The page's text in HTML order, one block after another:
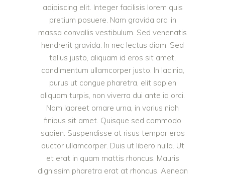
adipiscing elit. Integer facilisis lorem quis
pretium posuere. Nam gravida orci in
massa convallis vestibulum. Sed venenatis
hendrerit gravida. In nec lectus diam. Sed
tellus justo, aliquam id eros sit amet,
condimentum ullamcorper justo. In lacinia,
purus ut congue pharetra, elit sapien
aliquam turpis, non viverra dui ante id orci.
Nam laoreet ornare urna, in varius nibh
finibus sit amet. Quisque sed commodo
sapien. Suspendisse at risus tempor eros
auctor ullamcorper. Duis ut libero nulla. Ut
et erat in quam mattis rhoncus. Mauris
dignissim pharetra erat at rhoncus. Aenean